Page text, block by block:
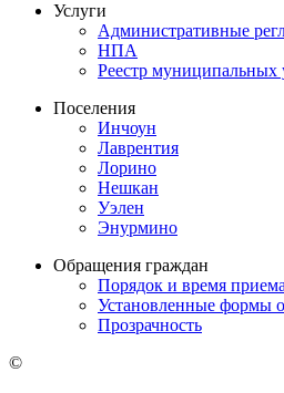
Услуги
Административные
НПА
Реестр муниципальных
Поселения
Инчоун
Лаврентия
Лорино
Нешкан
Уэлен
Энурмино
Обращения граждан
Порядок и время
Установленные формы
Прозрачность
©